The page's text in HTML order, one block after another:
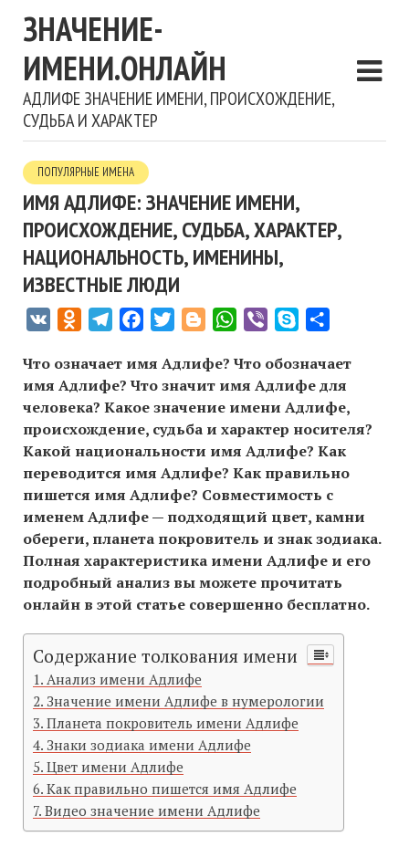
ЗНАЧЕНИЕ-
ИМЕНИ.ОНЛАЙН
АДЛИФЕ ЗНАЧЕНИЕ ИМЕНИ, ПРОИСХОЖДЕНИЕ,
СУДЬБА И ХАРАКТЕР
ПОПУЛЯРНЫЕ ИМЕНА
ИМЯ АДЛИФЕ: ЗНАЧЕНИЕ ИМЕНИ,
ПРОИСХОЖДЕНИЕ, СУДЬБА, ХАРАКТЕР,
НАЦИОНАЛЬНОСТЬ, ИМЕНИНЫ,
ИЗВЕСТНЫЕ ЛЮДИ
VK Odnoklassniki
TelegramFacebookTwitterBloggerWhatsApp
Viber Skype
Что означает имя Адлифе? Что обозначает
имя Адлифе? Что значит имя Адлифе для
человека? Какое значение имени Адлифе,
происхождение, судьба и характер носителя?
Какой национальности имя Адлифе? Как
переводится имя Адлифе? Как правильно
пишется имя Адлифе? Совместимость c
именем Адлифе — подходящий цвет, камни
обереги, планета покровитель и знак зодиака.
Полная характеристика имени Адлифе и его
подробный анализ вы можете прочитать
онлайн в этой статье совершенно бесплатно.
Содержание толкования имени
Анализ имени Адлифе
Значение имени Адлифе в нумерологии
Планета покровитель имени Адлифе
Знаки зодиака имени Адлифе
Цвет имени Адлифе
Как правильно пишется имя Адлифе
Видео значение имени Адлифе